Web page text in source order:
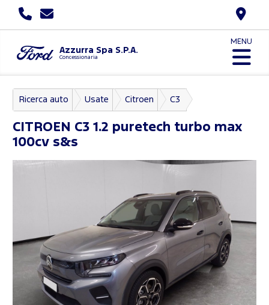
Azzurra Spa S.P.A.
Concessionaria
MENU
Ricerca auto Usate Citroen C3
CITROEN C3 1.2 puretech turbo max
100cv s&s